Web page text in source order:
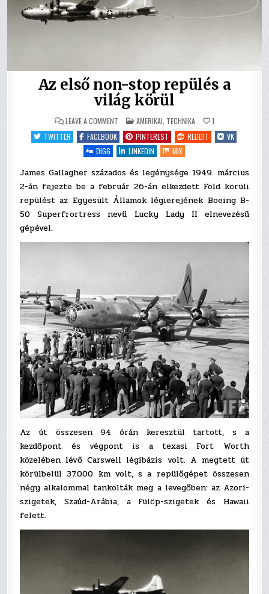
Az első non-stop repülés a
világ körül
LEAVE A COMMENT
ELSŐ
NON-
STOP
REPÜLÉS
VILÁG
KÖRÜL
POSTED
IN
AMERIKAI TECHNIKA
1
TWITTER
FACEBOOK PINTEREST REDDIT
VK
DIGG
LINKEDIN MIX
James Gallagher százados és legénysége 1949. március
2-án fejezte be a február 26-án elkezdett Föld körüli
repülést az Egyesült Államok légierejének Boeing B-
50 Superfrortress nevű Lucky Lady II elnevezésű
gépével.
Az út összesen 94 órán keresztül tartott, s a
kezdőpont és végpont is a texasi Fort Worth
közelében lévő Carswell légibázis volt. A megtett út
körülbelül 37.000 km volt, s a repülőgépet összesen
négy alkalommal tankolták meg a levegőben: az Azori-
szigetek, Szaúd-Arábia, a Fülöp-szigetek és Hawaii
felett.